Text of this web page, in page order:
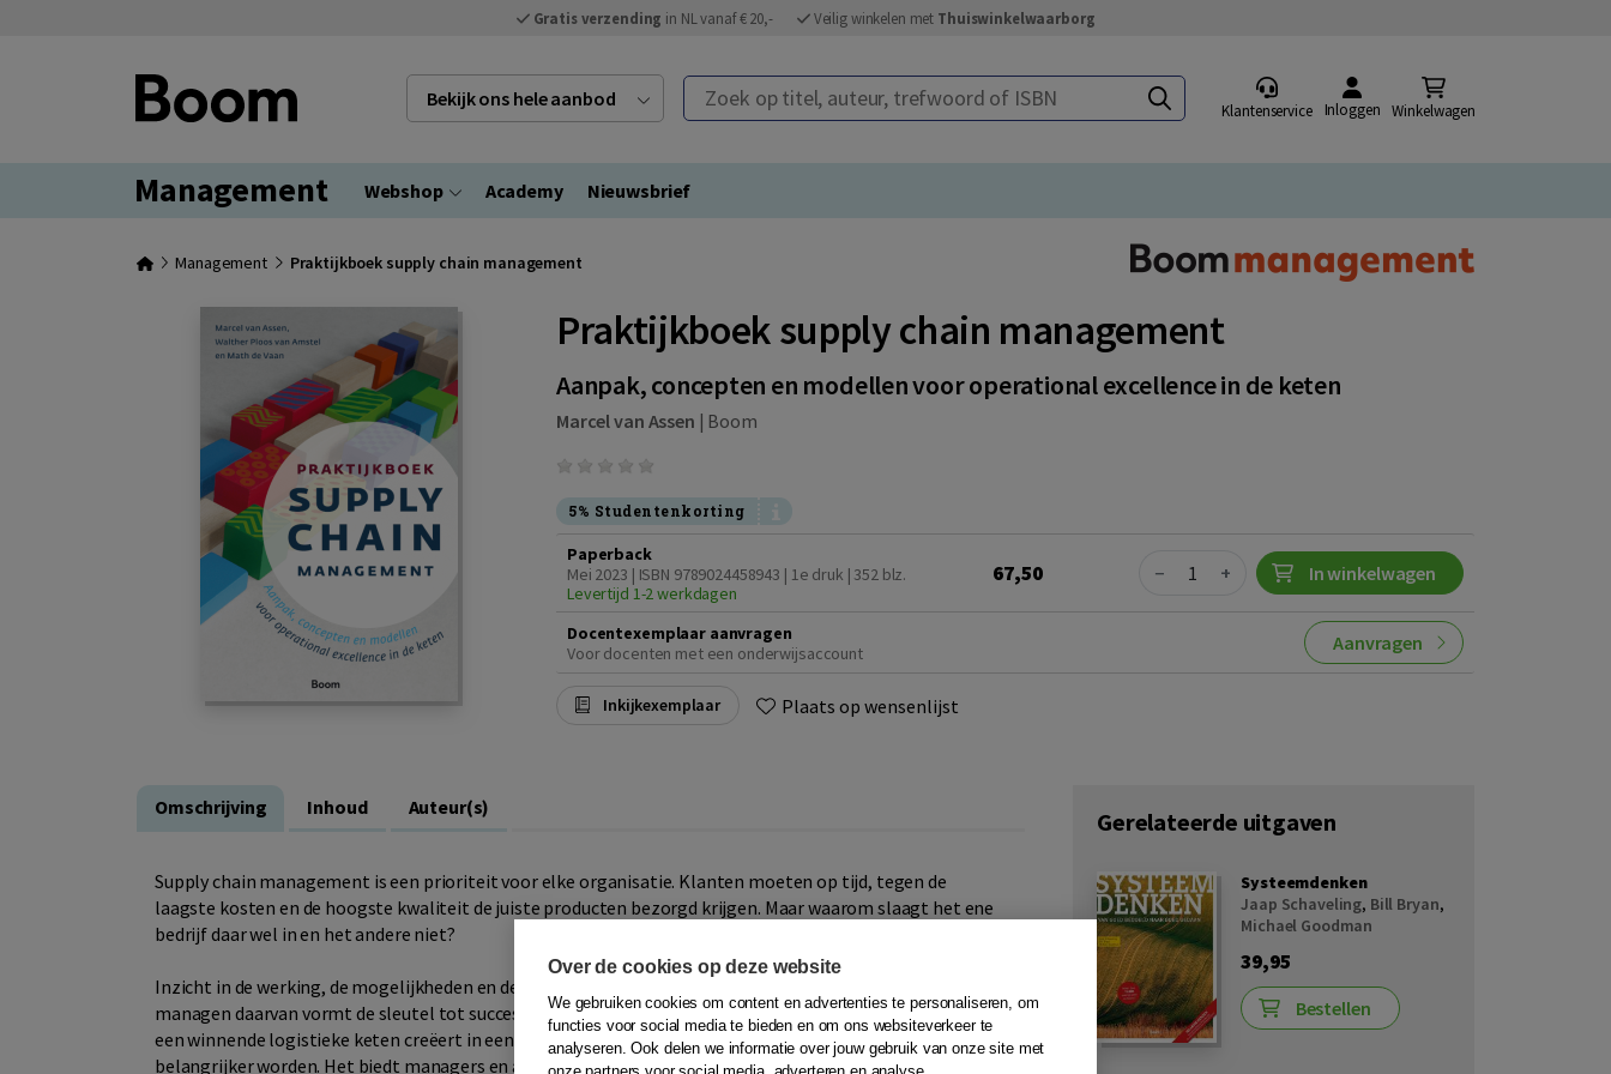
Gratis verzending in NL vanaf € 20,- Veilig winkelen met Thuiswinkelwaarborg
Bekijk ons hele aanbod Zoek op titel, auteur, trefwoord of ISBN
Klantenservice Inloggen Winkelwagen
Management Webshop Academy Nieuwsbrief
Management Praktijkboek supply chain management
Praktijkboek supply chain management
Aanpak, concepten en modellen voor operational excellence in de keten
Marcel van Assen | Boom
5% Studentenkorting
Paperback
Mei 2023 | ISBN 9789024458943 | 1e druk | 352 blz.
Levertijd 1-2 werkdagen
67,50 Quantity
− + In winkelwagen
Docentexemplaar aanvragen
Voor docenten met een onderwijsaccount
Aanvragen
Inkijkexemplaar Plaats op wensenlijst
Omschrijving Inhoud Auteur(s)
Supply chain management is een prioriteit voor elke organisatie. Klanten moeten op tijd, tegen de
laagste kosten en de hoogste kwaliteit de juiste producten bezorgd krijgen. Maar waarom slaagt het ene
bedrijf daar wel in en het andere niet?
Inzicht in de werking, de mogelijkheden en de onmogelijkheden van de integrale supply chain en in het
managen daarvan vormt de sleutel tot succes. HetPraktijkboek Supply Chain Managementgeeft aan hoe u
een winnende logistieke keten creëert in een wereld waarin innovaties en globalisering steeds
belangrijker worden. Het biedt managers en adviseurs handvatten voor het daadwerkelijke invoeren en
Gerelateerde uitgaven
Systeemdenken
Jaap Schaveling, Bill Bryan,
Michael Goodman
39,95
Bestellen
Over de cookies op deze website
We gebruiken cookies om content en advertenties te personaliseren, om
functies voor social media te bieden en om ons websiteverkeer te
analyseren. Ook delen we informatie over jouw gebruik van onze site met